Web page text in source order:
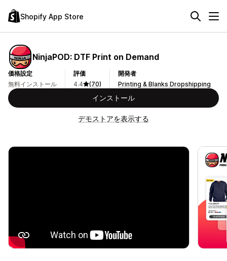
Shopify App Store
NinjaPOD: DTF Print on Demand
価格設定
無料インストール
評価
4.4
(70)
開発者
Printing & Blanks Dropshipping
インストール
デモストアを表示する